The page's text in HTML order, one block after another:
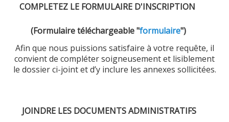
Liens utiles
Contact
Heures d'ouverture
Coordonnées
COMPLETEZ LE FORMULAIRE D'INSCRIPTION
(Formulaire téléchargeable "formulaire")
Afin que nous puissions satisfaire à votre requête, il
convient de compléter soigneusement et lisiblement
le dossier ci-joint et d’y inclure les annexes sollicitées.
JOINDRE LES DOCUMENTS ADMINISTRATIFS